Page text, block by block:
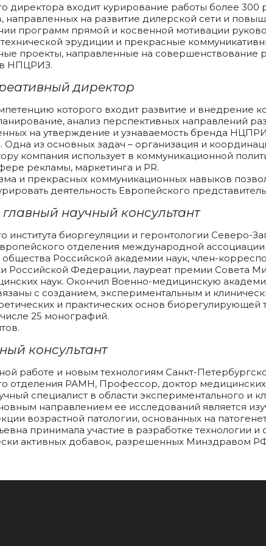
директора входит курирование работы более 300
направленных на развитие дилерской сети и
программ прямой и косвенной мотивации
технической эрудиции и прекрасные
проекты, направленные на совершенствование
НПЦРИЗ.
директор
которого входит развитие и внедрение
анализ перспективных направлений
на утверждение и узнаваемость бренда
из основных задач – организация и
компания использует в коммуникационной
рекламы, маркетинга и PR.
и прекрасных коммуникационных навыков
деятельность Европейского
главный научный консультант
института биоргеуляции и геронтологии Северо-
отделения международной
общества Российской академии наук, член-
Российской Федерации, лауреат премии Совета
наук. Окончил Военно-медицинскую
с созданием, экспериментальным и
и практических основ биорегулирующей
25 монографий.
консультант
работе и новым технологиям Санкт-
отделения РАМН, Профессор, доктор медицинских
специалист в области экспериментального и
направлением ее исследований является
возрастной патологии, основанных на
принимала участие в разработке технологии
активных добавок, разрешенных Минздравом